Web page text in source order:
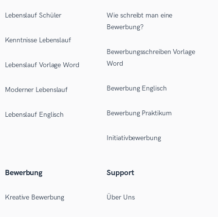
Lebenslauf Schüler
Kenntnisse Lebenslauf
Lebenslauf Vorlage Word
Moderner Lebenslauf
Lebenslauf Englisch
Wie schreibt man eine
Bewerbung?
Bewerbungsschreiben Vorlage
Word
Bewerbung Englisch
Bewerbung Praktikum
Initiativbewerbung
Bewerbung
Kreative Bewerbung
Support
Über Uns